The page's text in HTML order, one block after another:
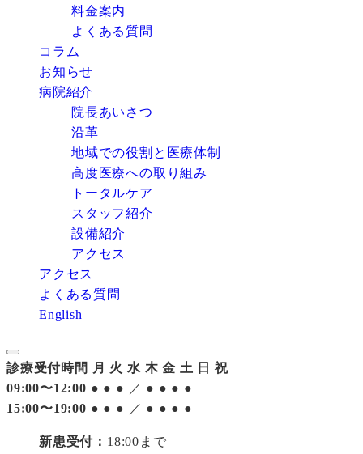
料金案内
よくある質問
コラム
お知らせ
病院紹介
院長あいさつ
沿革
地域での役割と医療体制
高度医療への取り組み
トータルケア
スタッフ紹介
設備紹介
アクセス
アクセス
よくある質問
English
診療受付時間 月 火 水 木 金 土 日 祝
09:00〜12:00 ● ● ● ／ ● ● ● ●
15:00〜19:00 ● ● ● ／ ● ● ● ●
新患受付： 18:00まで